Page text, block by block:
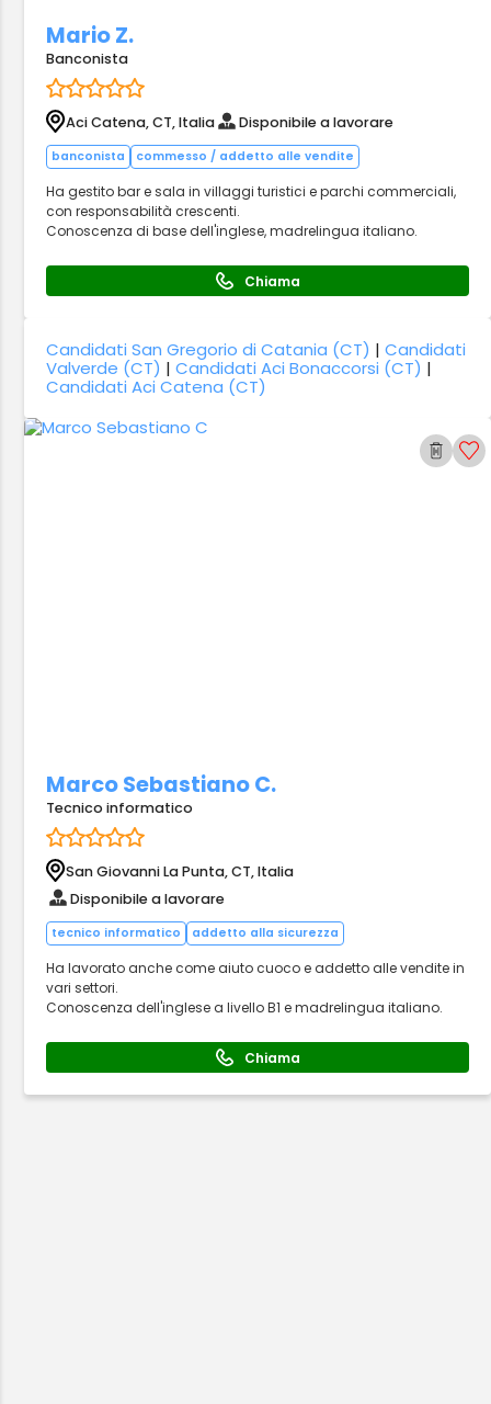
Mario Z.
Banconista
Aci Catena, CT, Italia Disponibile a lavorare
banconista commesso / addetto alle vendite
Ha gestito bar e sala in villaggi turistici e parchi commerciali,
con responsabilità crescenti.
Conoscenza di base dell'inglese, madrelingua italiano.
Chiama
Candidati San Gregorio di Catania (CT) |Candidati
Valverde (CT) |Candidati Aci Bonaccorsi (CT) |
Candidati Aci Catena (CT)
Marco Sebastiano C.
Tecnico informatico
San Giovanni La Punta, CT, Italia
Disponibile a lavorare
tecnico informatico addetto alla sicurezza
Ha lavorato anche come aiuto cuoco e addetto alle vendite in
vari settori.
Conoscenza dell'inglese a livello B1 e madrelingua italiano.
Chiama